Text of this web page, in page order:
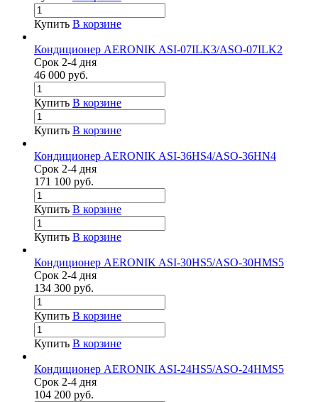
Купить В корзине
Кондиционер AERONIK ASI-07ILK3/ASO-07ILK2
Срок 2-4 дня
46 000 руб.
Купить В корзине
Купить В корзине
Кондиционер AERONIK ASI-36HS4/ASO-36HN4
Срок 2-4 дня
171 100 руб.
Купить В корзине
Купить В корзине
Кондиционер AERONIK ASI-30HS5/ASO-30HMS5
Срок 2-4 дня
134 300 руб.
Купить В корзине
Купить В корзине
Кондиционер AERONIK ASI-24HS5/ASO-24HMS5
Срок 2-4 дня
104 200 руб.